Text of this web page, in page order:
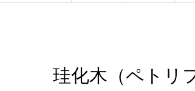
珪化木（ペトリ